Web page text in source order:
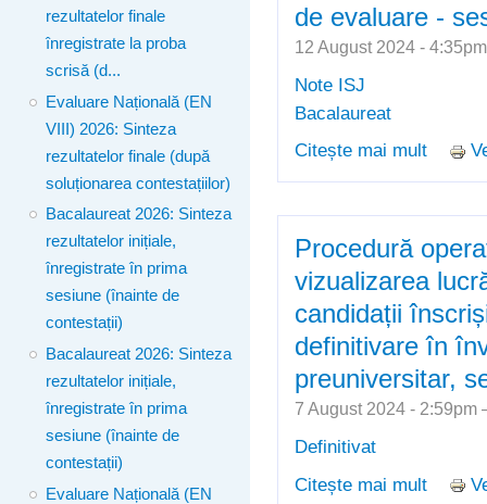
rezultatelor finale
înregistrate la proba
scrisă (d...
Evaluare Națională (EN
VIII) 2026: Sinteza
rezultatelor finale (după
soluționarea contestațiilor)
Bacalaureat 2026: Sinteza
rezultatelor inițiale,
înregistrate în prima
sesiune (înainte de
contestații)
Bacalaureat 2026: Sinteza
rezultatelor inițiale,
înregistrate în prima
sesiune (înainte de
contestații)
Evaluare Națională (EN
de evaluare -
12 August 2024 -
Note ISJ
Bacalaureat
Citește mai mult
Procedură
vizualizarea
candidații
definitivare în
preuniversitar,
7 August 2024 -
Definitivat
Citește mai mult